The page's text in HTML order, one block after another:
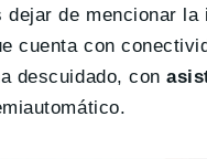
dejar de mencionar
cuenta con
descuidado, con